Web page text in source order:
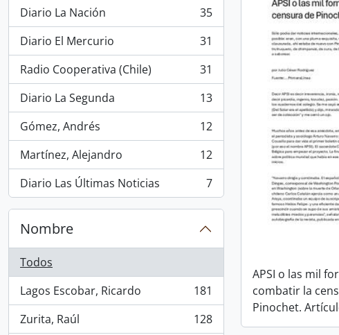
Diario La Nación
, 35 resultados
35
Diario El Mercurio
, 31 resultados
31
Radio Cooperativa (Chile)
, 31 resultados
31
Diario La Segunda
, 13 resultados
13
Gómez, Andrés
, 12 resultados
12
Martínez, Alejandro
, 12 resultados
12
Diario Las Últimas Noticias
, 7 resultados 7
Nombre
Todos
Lagos Escobar, Ricardo
, 181 resultados
181
Zurita, Raúl
, 128 resultados
128
APSI o las mil
combatir la
Pinochet.